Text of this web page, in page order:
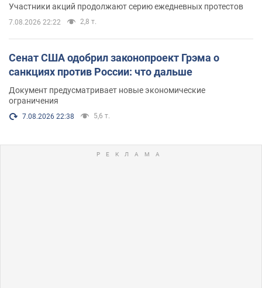
Участники акций продолжают серию ежедневных протестов
7.08.2026 22:22 2,8 т.
Сенат США одобрил законопроект Грэма о
санкциях против России: что дальше
Документ предусматривает новые экономические
ограничения
7.08.2026 22:38 5,6 т.